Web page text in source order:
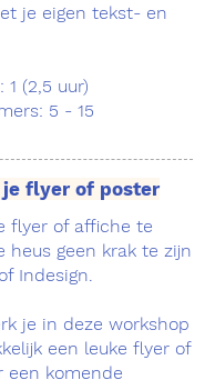
je eigen tekst- en
1 (2,5 uur)
5 - 15
flyer of poster
flyer of affiche te
heus geen krak te zijn
Indesign.
je in deze workshop
een leuke flyer of
een komende